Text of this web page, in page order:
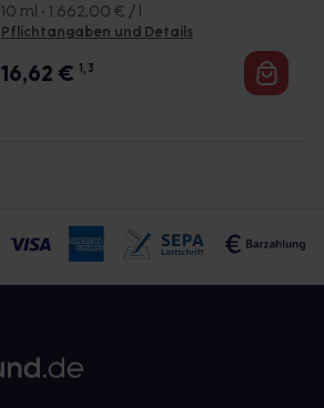
10 ml • 1.662,00 € / l
Pflichtangaben und Details
16,62 € 1, 3